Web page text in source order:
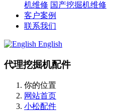
机维修 国产挖掘机维修
客户案例
联系我们
English
代理挖掘机配件
你的位置
网站首页
小松配件